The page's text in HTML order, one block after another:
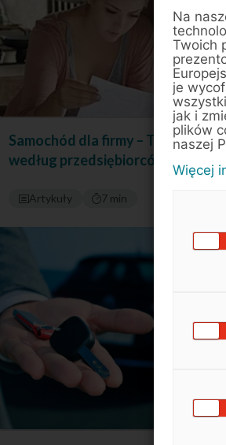
Samochód dla firmy – TOP 3
według przedsiębiorców
Artykuły 7 min
Na
Twoich
je
jak i
plików
naszej
Więcej